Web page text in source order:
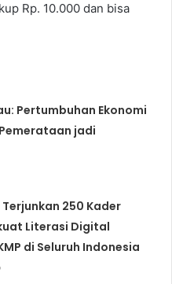
Rp. 10.000 dan bisa
Pertumbuhan Ekonomi
jadi
Terjunkan 250 Kader
Literasi Digital
di Seluruh Indonesia